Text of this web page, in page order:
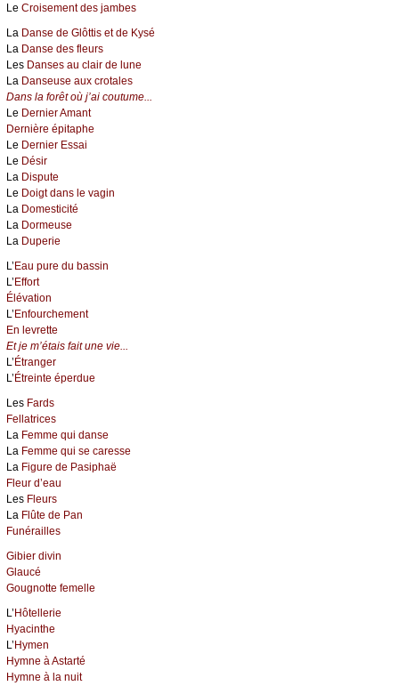
Le Croisement des jambes
La Danse de Glôttis et de Kysé
La Danse des fleurs
Les Danses au clair de lune
La Danseuse aux crotales
Dans la forêt où j’ai coutume...
Le Dernier Amant
Dernière épitaphe
Le Dernier Essai
Le Désir
La Dispute
Le Doigt dans le vagin
La Domesticité
La Dormeuse
La Duperie
L’Eau pure du bassin
L’Effort
Élévation
L’Enfourchement
En levrette
Et je m’étais fait une vie...
L’Étranger
L’Étreinte éperdue
Les Fards
Fellatrices
La Femme qui danse
La Femme qui se caresse
La Figure de Pasiphaë
Fleur d’eau
Les Fleurs
La Flûte de Pan
Funérailles
Gibier divin
Glaucé
Gougnotte femelle
L’Hôtellerie
Hyacinthe
L’Hymen
Hymne à Astarté
Hymne à la nuit